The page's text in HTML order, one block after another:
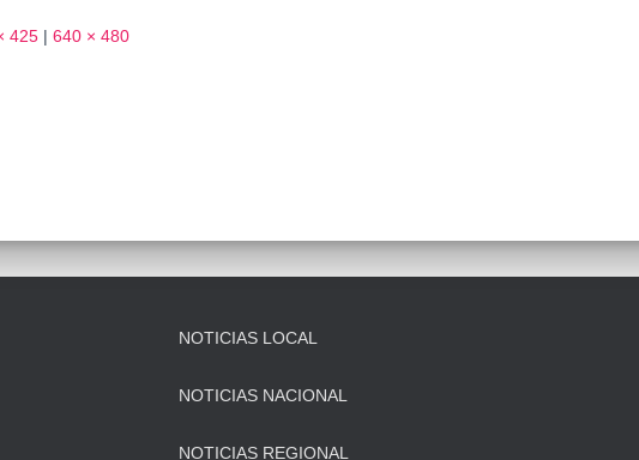
425 | 640 × 480
NOTICIAS LOCAL
NOTICIAS NACIONAL
NOTICIAS REGIONAL